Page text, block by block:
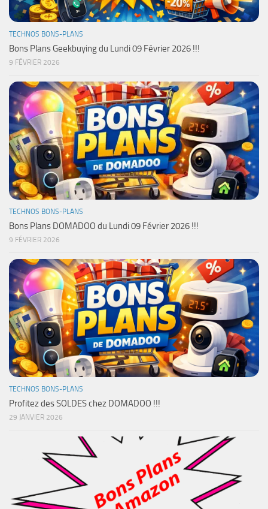
TECHNOS BONS-PLANS
Bons Plans Geekbuying du Lundi 09 Février 2026 !!!
9 FÉVRIER 2026
TECHNOS BONS-PLANS
Bons Plans DOMADOO du Lundi 09 Février 2026 !!!
9 FÉVRIER 2026
TECHNOS BONS-PLANS
Profitez des SOLDES chez DOMADOO !!!
29 JANVIER 2026